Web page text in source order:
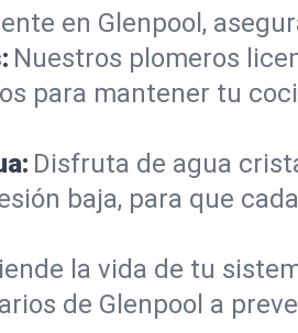
en Glenpool,
Nuestros plomeros
para mantener tu
Disfruta de agua
baja, para que
la vida de tu
de Glenpool a